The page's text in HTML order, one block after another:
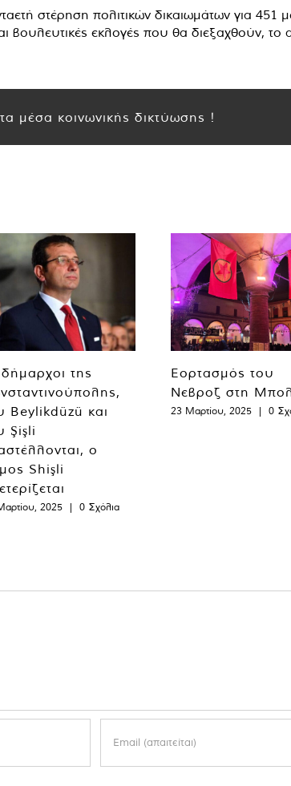
στέρηση πολιτικών δικαιωμάτων για
βουλευτικές εκλογές που θα διεξαχθούν, το
μέσα κοινωνικής δικτύωσης !
της
Beylikdüzü και
Şişli
ο
Shişli
2025 | 0 Σχόλια
Εορτασμός του
Νεβροζ στη
23 Μαρτίου, 2025 | 0